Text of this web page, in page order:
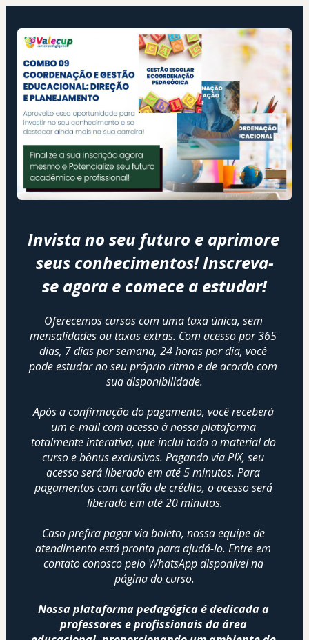
Invista no seu futuro e aprimore
seus conhecimentos! Inscreva-
se agora e comece a estudar!
Oferecemos cursos com uma taxa única, sem
mensalidades ou taxas extras. Com acesso por 365
dias, 7 dias por semana, 24 horas por dia, você
pode estudar no seu próprio ritmo e de acordo com
sua disponibilidade.
Após a confirmação do pagamento, você receberá
um e-mail com acesso à nossa plataforma
totalmente interativa, que inclui todo o material do
curso e bônus exclusivos. Pagando via PIX, seu
acesso será liberado em até 5 minutos. Para
pagamentos com cartão de crédito, o acesso será
liberado em até 20 minutos.
Caso prefira pagar via boleto, nossa equipe de
atendimento está pronta para ajudá-lo. Entre em
contato conosco pelo WhatsApp disponível na
página do curso.
Nossa plataforma pedagógica é dedicada a
professores e profissionais da área